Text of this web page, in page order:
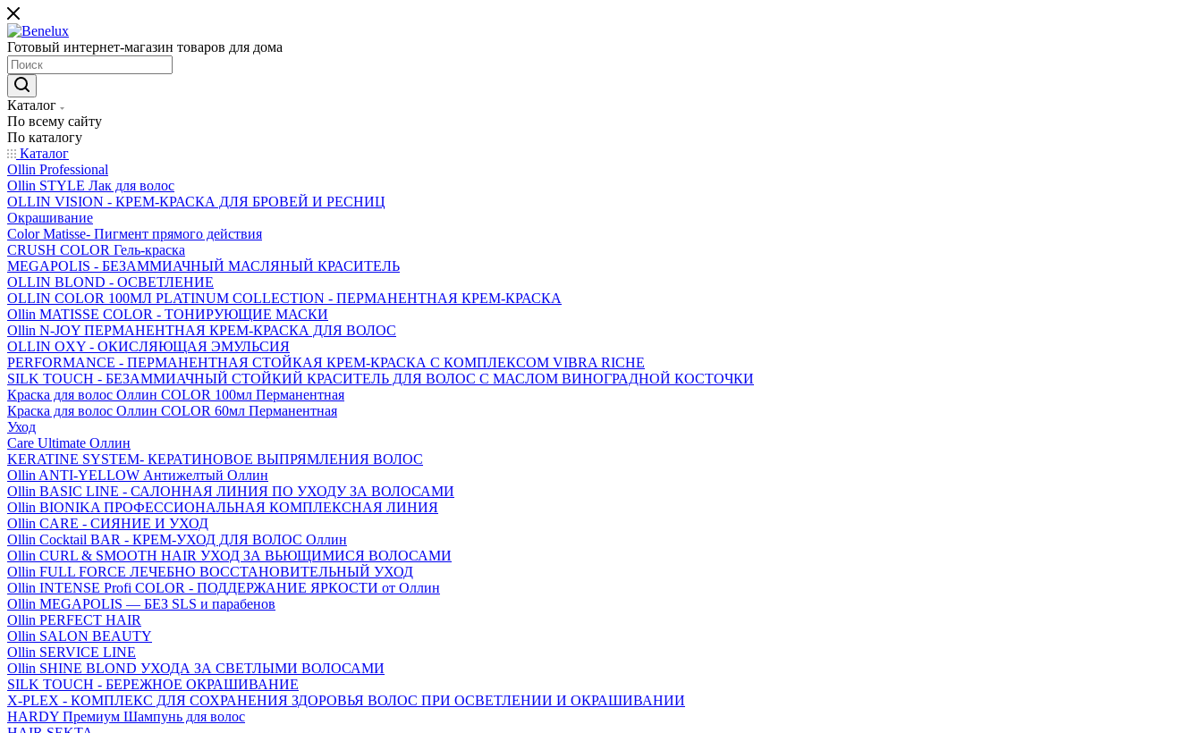
Готовый интернет-магазин товаров для дома
Каталог
По всему сайту
По каталогу
Каталог
Ollin Professional
Ollin STYLE Лак для волос
OLLIN VISION - КРЕМ-КРАСКА ДЛЯ БРОВЕЙ И РЕСНИЦ
Окрашивание
Color Matisse- Пигмент прямого действия
CRUSH COLOR Гель-краска
MEGAPOLIS - БЕЗАММИАЧНЫЙ МАСЛЯНЫЙ КРАСИТЕЛЬ
OLLIN BLOND - ОСВЕТЛЕНИЕ
OLLIN COLOR 100МЛ PLATINUM COLLECTION - ПЕРМАНЕНТНАЯ КРЕМ-КРАСКА
Ollin MATISSE COLOR - ТОНИРУЮЩИЕ МАСКИ
Ollin N-JOY ПЕРМАНЕНТНАЯ КРЕМ-КРАСКА ДЛЯ ВОЛОС
OLLIN OXY - ОКИСЛЯЮЩАЯ ЭМУЛЬСИЯ
PERFORMANCE - ПЕРМАНЕНТНАЯ СТОЙКАЯ КРЕМ-КРАСКА С КОМПЛЕКСОМ VIBRA RICHE
SILK TOUCH - БЕЗАММИАЧНЫЙ СТОЙКИЙ КРАСИТЕЛЬ ДЛЯ ВОЛОС С МАСЛОМ ВИНОГРАДНОЙ КОСТОЧКИ
Краска для волос Оллин COLOR 100мл Перманентная
Краска для волос Оллин COLOR 60мл Перманентная
Уход
Care Ultimate Оллин
KERATINE SYSTEM- КЕРАТИНОВОЕ ВЫПРЯМЛЕНИЯ ВОЛОС
Ollin ANTI-YELLOW Антижелтый Оллин
Ollin BASIC LINE - САЛОННАЯ ЛИНИЯ ПО УХОДУ ЗА ВОЛОСАМИ
Ollin BIONIKA ПРОФЕССИОНАЛЬНАЯ КОМПЛЕКСНАЯ ЛИНИЯ
Ollin CARE - СИЯНИЕ И УХОД
Ollin Cocktail BAR - КРЕМ-УХОД ДЛЯ ВОЛОС Оллин
Ollin CURL & SMOOTH HAIR УХОД ЗА ВЬЮЩИМИСЯ ВОЛОСАМИ
Ollin FULL FORCE ЛЕЧЕБНО ВОССТАНОВИТЕЛЬНЫЙ УХОД
Ollin INTENSE Profi COLOR - ПОДДЕРЖАНИЕ ЯРКОСТИ от Оллин
Ollin MEGAPOLIS — БЕЗ SLS и парабенов
Ollin PERFECT HAIR
Ollin SALON BEAUTY
Ollin SERVICE LINE
Ollin SHINE BLOND УХОДА ЗА СВЕТЛЫМИ ВОЛОСАМИ
SILK TOUCH - БЕРЕЖНОЕ ОКРАШИВАНИЕ
X-PLEX - КОМПЛЕКС ДЛЯ СОХРАНЕНИЯ ЗДОРОВЬЯ ВОЛОС ПРИ ОСВЕТЛЕНИИ И ОКРАШИВАНИИ
HARDY Премиум Шампунь для волос